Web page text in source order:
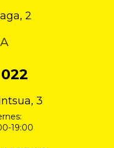
2
3
19:00